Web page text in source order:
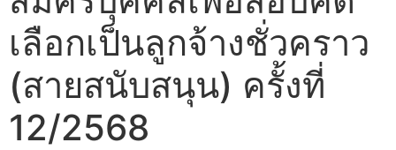
เลือกเป็นลูกจ้างชั่วคราว
(สายสนับสนุน) ครั้งที่
12/2568